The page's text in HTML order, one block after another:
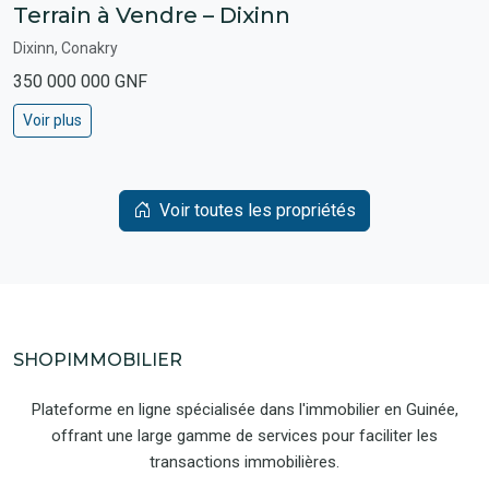
Terrain à Vendre – Dixinn
Dixinn, Conakry
350 000 000 GNF
Voir plus
Voir toutes les propriétés
SHOPIMMOBILIER
Plateforme en ligne spécialisée dans l'immobilier en Guinée,
offrant une large gamme de services pour faciliter les
transactions immobilières.